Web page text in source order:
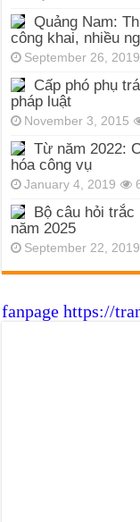
Quảng Nam:
công khai, nhiều
September 26, 2019
Cấp phó phụ
pháp luật
November 3, 2015
Từ năm 2022:
hóa công vụ
January 4, 2019
Bộ câu hỏi
năm 2025
September 22, 2019
fanpage https://